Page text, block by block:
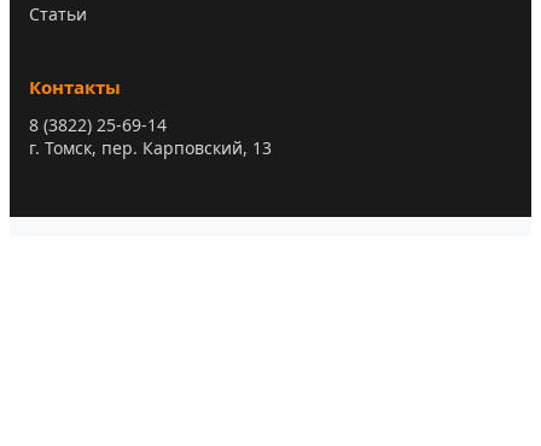
Статьи
Контакты
8 (3822) 25-69-14
г. Томск, пер. Карповский, 13